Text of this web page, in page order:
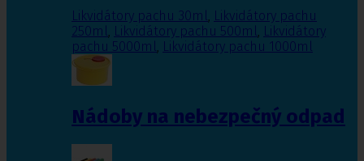
Likvidátory pachu 30ml, Likvidátory pachu
250ml, Likvidátory pachu 500ml, Likvidátory
pachu 5000ml, Likvidátory pachu 1000ml
Nádoby na nebezpečný odpad